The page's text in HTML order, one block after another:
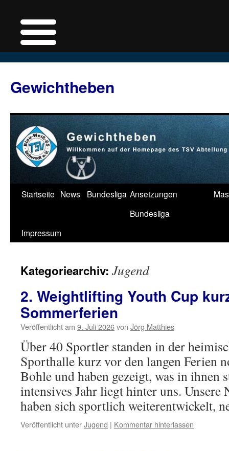
springen
Gewichtheben
Startseite News Bundesliga Ansetzungen
Bundesliga
Impressum
Kategoriearchiv: Jugend
2. Weightlifting Youth Cup
Sommerferien
Veröffentlicht am 9. Juli 2026von Jörg Matthies
Über 40 Sportler standen in der
Sporthalle kurz vor den langen Ferien
Bohle und haben gezeigt, was in ihnen
intensives Jahr liegt hinter uns. Unsere
haben sich sportlich weiterentwickelt,
Veröffentlicht unterJugend | Kommentar hinterlassen